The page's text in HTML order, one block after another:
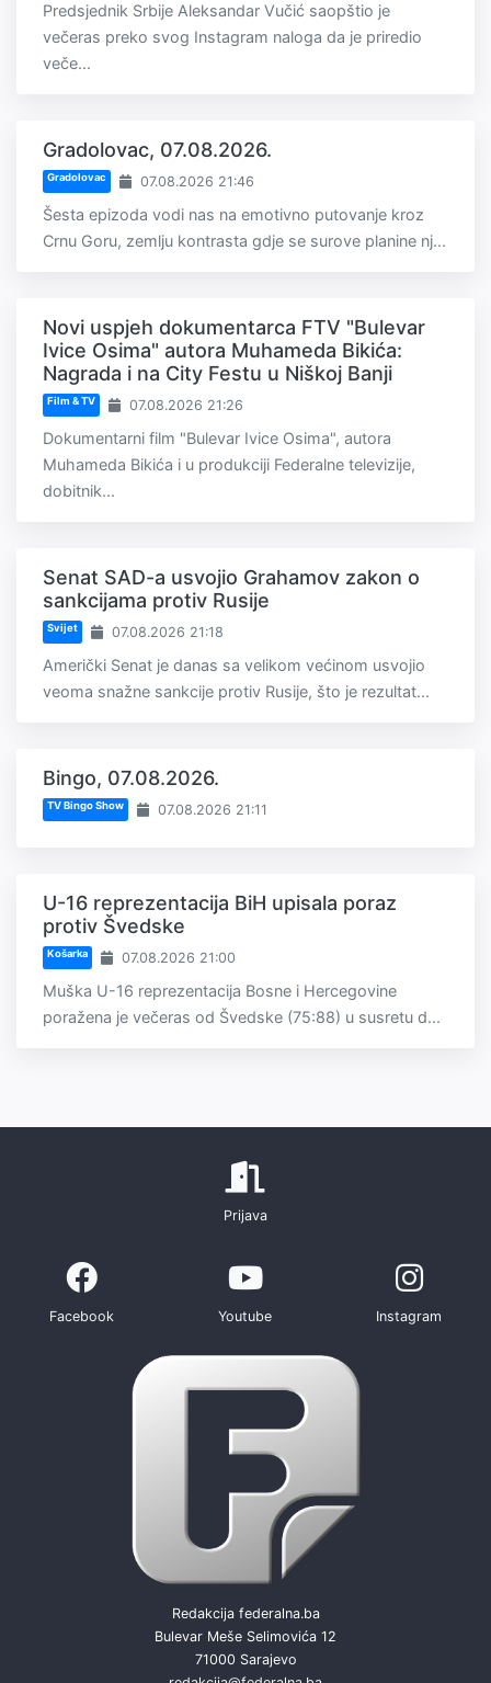
Predsjednik Srbije Aleksandar Vučić saopštio je
večeras preko svog Instagram naloga da je priredio
veče...
Gradolovac, 07.08.2026.
Gradolovac 07.08.2026 21:46
Šesta epizoda vodi nas na emotivno putovanje kroz
Crnu Goru, zemlju kontrasta gdje se surove planine nj...
Novi uspjeh dokumentarca FTV "Bulevar
Ivice Osima" autora Muhameda Bikića:
Nagrada i na City Festu u Niškoj Banji
Film & TV 07.08.2026 21:26
Dokumentarni film "Bulevar Ivice Osima", autora
Muhameda Bikića i u produkciji Federalne televizije,
dobitnik...
Senat SAD-a usvojio Grahamov zakon o
sankcijama protiv Rusije
Svijet 07.08.2026 21:18
Američki Senat je danas sa velikom većinom usvojio
veoma snažne sankcije protiv Rusije, što je rezultat...
Bingo, 07.08.2026.
TV Bingo Show 07.08.2026 21:11
U-16 reprezentacija BiH upisala poraz
protiv Švedske
Košarka 07.08.2026 21:00
Muška U-16 reprezentacija Bosne i Hercegovine
poražena je večeras od Švedske (75:88) u susretu d...
Prijava
Facebook Youtube Instagram
Redakcija federalna.ba
Bulevar Meše Selimovića 12
71000 Sarajevo